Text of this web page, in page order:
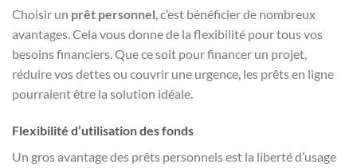
Choisir un prêt personnel, c’est bénéficier de nombreux
avantages. Cela vous donne de la flexibilité pour tous vos
besoins financiers. Que ce soit pour financer un projet,
réduire vos dettes ou couvrir une urgence, les prêts en ligne
pourraient être la solution idéale.
Flexibilité d’utilisation des fonds
Un gros avantage des prêts personnels est la liberté d’usage